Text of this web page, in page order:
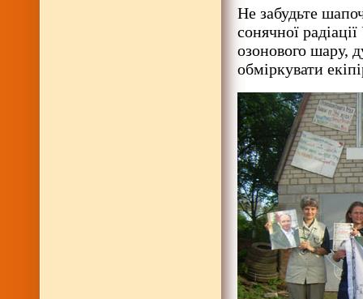
Не забудьте
сонячної
озонового шару,
обміркувати